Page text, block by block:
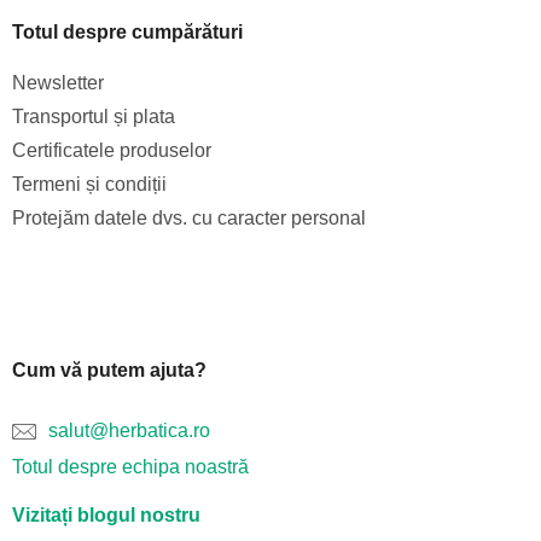
Totul despre cumpărături
Newsletter
Transportul și plata
Certificatele produselor
Termeni și condiții
Protejăm datele dvs. cu caracter personal
Cum vă putem ajuta?
salut@herbatica.ro
Totul despre echipa noastră
Vizitați blogul nostru